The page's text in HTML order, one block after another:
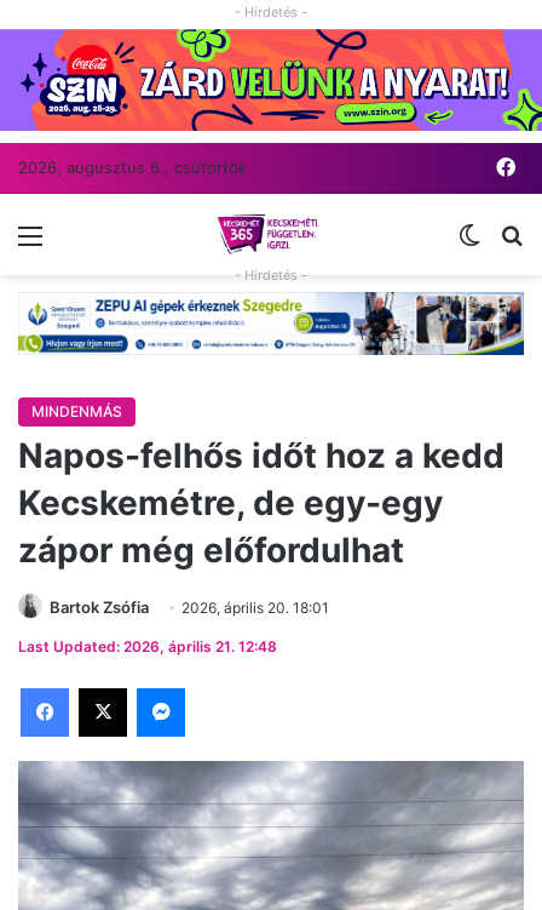
- Hirdetés -
2026, augusztus 6., csütörtök
Menü
- Hirdetés -
MINDENMÁS
Napos-felhős időt hoz a kedd
Kecskemétre, de egy-egy
zápor még előfordulhat
Bartok Zsófia 2026, április 20. 18:01
Last Updated: 2026, április 21. 12:48
Facebook
X Messenger